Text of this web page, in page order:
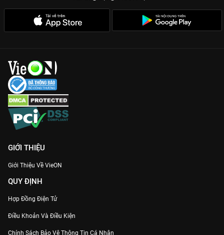
GIỚI THIỆU
Giới Thiệu Về VieON
QUY ĐỊNH
Hợp Đồng Điện Tử
Điều Khoản Và Điều Kiện
Chính Sách Bảo Vệ Thông Tin Cá Nhân